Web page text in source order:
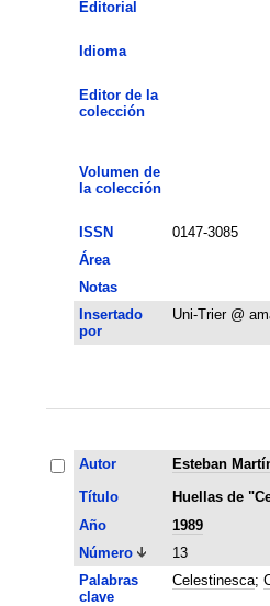
Editorial
Idioma
Editor de la
colección
Volumen de
la colección
ISSN
0147-3085
Área
Notas
Insertado
por
Uni-Trier @
Autor
Esteban
Título
Huellas de
Año
1989
Número
13
Palabras
clave
Celestinesca;